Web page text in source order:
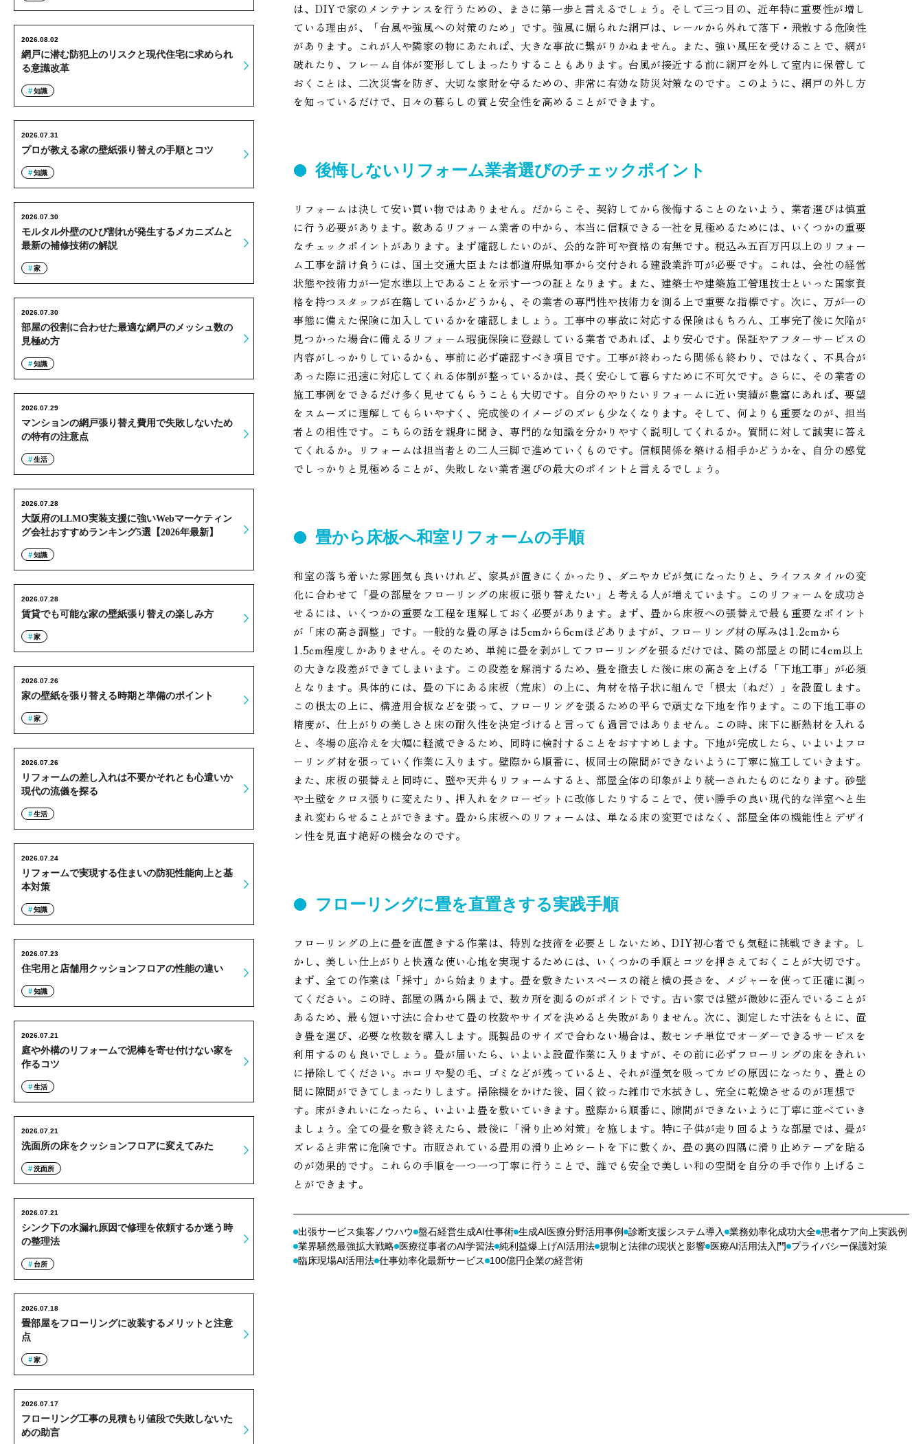
は、DIYで家のメンテナンスを行うための、まさに第一歩と言えるでしょう。そして三つ目の、近年特に重要性が増し
ている理由が、「台風や強風への対策のため」です。強風に煽られた網戸は、レールから外れて落下・飛散する危険性
があります。これが人や隣家の物にあたれば、大きな事故に繋がりかねません。また、強い風圧を受けることで、網が
破れたり、フレーム自体が変形してしまったりすることもあります。台風が接近する前に網戸を外して室内に保管して
おくことは、二次災害を防ぎ、大切な家財を守るための、非常に有効な防災対策なのです。このように、網戸の外し方
を知っているだけで、日々の暮らしの質と安全性を高めることができます。
後悔しないリフォーム業者選びのチェックポイント
リフォームは決して安い買い物ではありません。だからこそ、契約してから後悔することのないよう、業者選びは慎重
に行う必要があります。数あるリフォーム業者の中から、本当に信頼できる一社を見極めるためには、いくつかの重要
なチェックポイントがあります。まず確認したいのが、公的な許可や資格の有無です。税込み五百万円以上のリフォー
ム工事を請け負うには、国土交通大臣または都道府県知事から交付される建設業許可が必要です。これは、会社の経営
状態や技術力が一定水準以上であることを示す一つの証となります。また、建築士や建築施工管理技士といった国家資
格を持つスタッフが在籍しているかどうかも、その業者の専門性や技術力を測る上で重要な指標です。次に、万が一の
事態に備えた保険に加入しているかを確認しましょう。工事中の事故に対応する保険はもちろん、工事完了後に欠陥が
見つかった場合に備えるリフォーム瑕疵保険に登録している業者であれば、より安心です。保証やアフターサービスの
内容がしっかりしているかも、事前に必ず確認すべき項目です。工事が終わったら関係も終わり、ではなく、不具合が
あった際に迅速に対応してくれる体制が整っているかは、長く安心して暮らすために不可欠です。さらに、その業者の
施工事例をできるだけ多く見せてもらうことも大切です。自分のやりたいリフォームに近い実績が豊富にあれば、要望
をスムーズに理解してもらいやすく、完成後のイメージのズレも少なくなります。そして、何よりも重要なのが、担当
者との相性です。こちらの話を親身に聞き、専門的な知識を分かりやすく説明してくれるか。質問に対して誠実に答え
てくれるか。リフォームは担当者との二人三脚で進めていくものです。信頼関係を築ける相手かどうかを、自分の感覚
でしっかりと見極めることが、失敗しない業者選びの最大のポイントと言えるでしょう。
畳から床板へ和室リフォームの手順
和室の落ち着いた雰囲気も良いけれど、家具が置きにくかったり、ダニやカビが気になったりと、ライフスタイルの変
化に合わせて「畳の部屋をフローリングの床板に張り替えたい」と考える人が増えています。このリフォームを成功さ
せるには、いくつかの重要な工程を理解しておく必要があります。まず、畳から床板への張替えで最も重要なポイント
が「床の高さ調整」です。一般的な畳の厚さは5cmから6cmほどありますが、フローリング材の厚みは1.2cmから
1.5cm程度しかありません。そのため、単純に畳を剥がしてフローリングを張るだけでは、隣の部屋との間に4cm以上
の大きな段差ができてしまいます。この段差を解消するため、畳を撤去した後に床の高さを上げる「下地工事」が必須
となります。具体的には、畳の下にある床板（荒床）の上に、角材を格子状に組んで「根太（ねだ）」を設置します。
この根太の上に、構造用合板などを張って、フローリングを張るための平らで頑丈な下地を作ります。この下地工事の
精度が、仕上がりの美しさと床の耐久性を決定づけると言っても過言ではありません。この時、床下に断熱材を入れる
と、冬場の底冷えを大幅に軽減できるため、同時に検討することをおすすめします。下地が完成したら、いよいよフロ
ーリング材を張っていく作業に入ります。壁際から順番に、板同士の隙間ができないように丁寧に施工していきます。
また、床板の張替えと同時に、壁や天井もリフォームすると、部屋全体の印象がより統一されたものになります。砂壁
や土壁をクロス張りに変えたり、押入れをクローゼットに改修したりすることで、使い勝手の良い現代的な洋室へと生
まれ変わらせることができます。畳から床板へのリフォームは、単なる床の変更ではなく、部屋全体の機能性とデザイ
ン性を見直す絶好の機会なのです。
フローリングに畳を直置きする実践手順
フローリングの上に畳を直置きする作業は、特別な技術を必要としないため、DIY初心者でも気軽に挑戦できます。し
かし、美しい仕上がりと快適な使い心地を実現するためには、いくつかの手順とコツを押さえておくことが大切です。
まず、全ての作業は「採寸」から始まります。畳を敷きたいスペースの縦と横の長さを、メジャーを使って正確に測っ
てください。この時、部屋の隅から隅まで、数カ所を測るのがポイントです。古い家では壁が微妙に歪んでいることが
あるため、最も短い寸法に合わせて畳の枚数やサイズを決めると失敗がありません。次に、測定した寸法をもとに、置
き畳を選び、必要な枚数を購入します。既製品のサイズで合わない場合は、数センチ単位でオーダーできるサービスを
利用するのも良いでしょう。畳が届いたら、いよいよ設置作業に入りますが、その前に必ずフローリングの床をきれい
に掃除してください。ホコリや髪の毛、ゴミなどが残っていると、それが湿気を吸ってカビの原因になったり、畳との
間に隙間ができてしまったりします。掃除機をかけた後、固く絞った雑巾で水拭きし、完全に乾燥させるのが理想で
す。床がきれいになったら、いよいよ畳を敷いていきます。壁際から順番に、隙間ができないように丁寧に並べていき
ましょう。全ての畳を敷き終えたら、最後に「滑り止め対策」を施します。特に子供が走り回るような部屋では、畳が
ズレると非常に危険です。市販されている畳用の滑り止めシートを下に敷くか、畳の裏の四隅に滑り止めテープを貼る
のが効果的です。これらの手順を一つ一つ丁寧に行うことで、誰でも安全で美しい和の空間を自分の手で作り上げるこ
とができます。
出張サービス集客ノウハウ 盤石経営生成AI仕事術 生成AI医療分野活用事例 診断支援システム導入 業務効率化成功大全 患者ケア向上実践例
業界騒然最強拡大戦略 医療従事者のAI学習法 純利益爆上げAI活用法 規制と法律の現状と影響 医療AI活用法入門
プライバシー保護対策
臨床現場AI活用法 仕事効率化最新サービス 100億円企業の経営術
網戸に潜む防犯上のリスクと現代住宅に求められ
る意識改革
2026.08.02
知識
プロが教える家の壁紙張り替えの手順とコツ
2026.07.31
知識
モルタル外壁のひび割れが発生するメカニズムと
最新の補修技術の解説
2026.07.30
家
部屋の役割に合わせた最適な網戸のメッシュ数の
見極め方
2026.07.30
知識
マンションの網戸張り替え費用で失敗しないため
の特有の注意点
2026.07.29
生活
大阪府のLLMO実装支援に強いWebマーケティン
グ会社おすすめランキング5選【2026年最新】
2026.07.28
知識
賃貸でも可能な家の壁紙張り替えの楽しみ方
2026.07.28
家
家の壁紙を張り替える時期と準備のポイント
2026.07.26
家
リフォームの差し入れは不要かそれとも心遣いか
現代の流儀を探る
2026.07.26
生活
リフォームで実現する住まいの防犯性能向上と基
本対策
2026.07.24
知識
住宅用と店舗用クッションフロアの性能の違い
2026.07.23
知識
庭や外構のリフォームで泥棒を寄せ付けない家を
作るコツ
2026.07.21
生活
洗面所の床をクッションフロアに変えてみた
2026.07.21
洗面所
シンク下の水漏れ原因で修理を依頼するか迷う時
の整理法
2026.07.21
台所
畳部屋をフローリングに改装するメリットと注意
点
2026.07.18
家
フローリング工事の見積もり値段で失敗しないた
めの助言
2026.07.17